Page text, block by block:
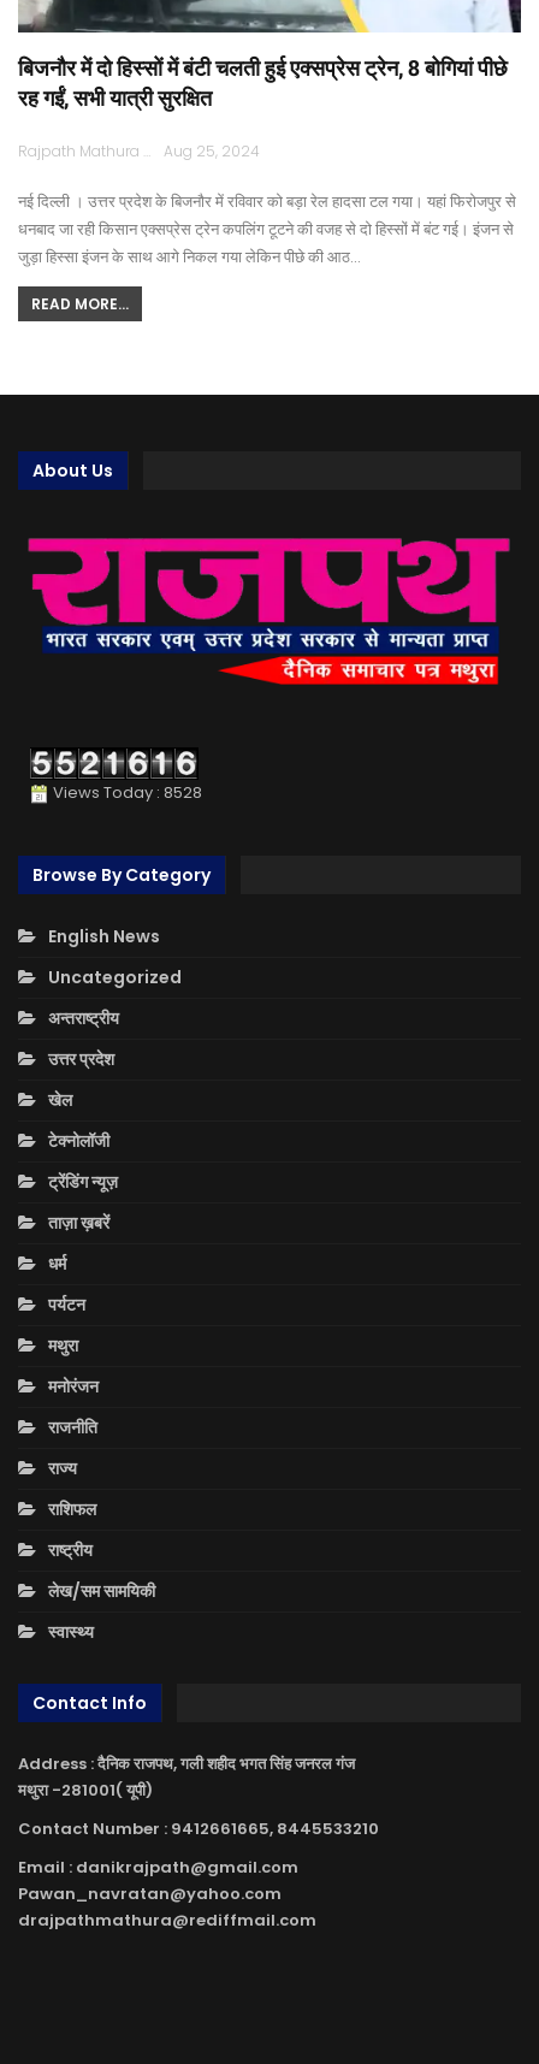
बिजनौर में दो हिस्सों में बंटी चलती हुई एक्सप्रेस ट्रेन, 8 बोगियां पीछे
रह गईं, सभी यात्री सुरक्षित
Rajpath Mathura Aug 25, 2024
नई दिल्ली । उत्तर प्रदेश के बिजनौर में रविवार को बड़ा रेल हादसा टल गया। यहां फिरोजपुर से
धनबाद जा रही किसान एक्सप्रेस ट्रेन कपलिंग टूटने की वजह से दो हिस्सों में बंट गई। इंजन से
जुड़ा हिस्सा इंजन के साथ आगे निकल गया लेकिन पीछे की आठ…
READ MORE...
About Us
Views Today : 8528
Browse By Category
English News
Uncategorized
अन्तराष्ट्रीय
उत्तर प्रदेश
खेल
टेक्नोलॉजी
ट्रेंडिंग न्यूज़
ताज़ा ख़बरें
धर्म
पर्यटन
मथुरा
मनोरंजन
राजनीति
राज्य
राशिफल
राष्ट्रीय
लेख/सम सामयिकी
स्वास्थ्य
Contact Info
Address : दैनिक राजपथ, गली शहीद भगत सिंह जनरल गंज
मथुरा -281001( यूपी)
Contact Number : 9412661665, 8445533210
Email : danikrajpath@gmail.com
Pawan_navratan@yahoo.com
drajpathmathura@rediffmail.com